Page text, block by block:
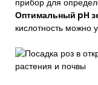
прибор для
Оптимальный pH
кислотность можно